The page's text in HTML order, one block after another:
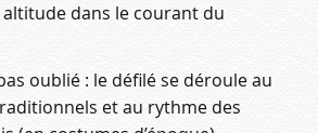
dans le courant du
oublié : le défilé se déroule au
et au rythme des